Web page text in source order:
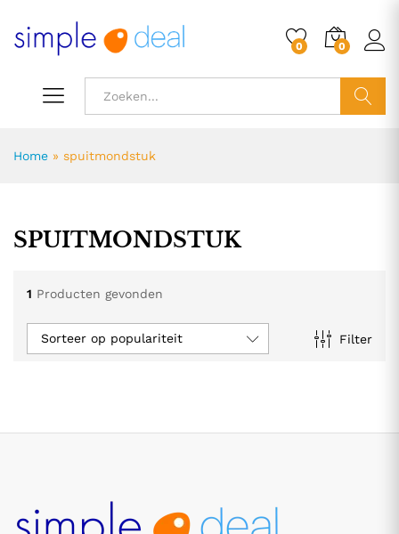
0 0
Home » spuitmondstuk
SPUITMONDSTUK
1 Producten gevonden
Filter
Sorteer op populariteit